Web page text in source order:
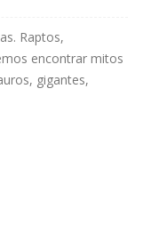
Raptos,
encontrar mitos
gigantes,